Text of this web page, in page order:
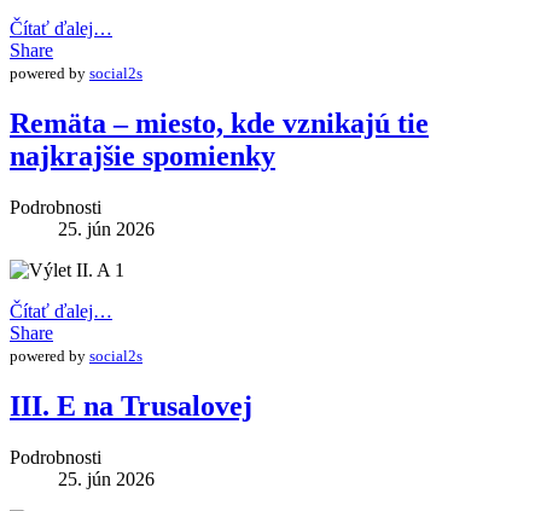
Čítať ďalej…
Share
powered by social2s
Remäta – miesto, kde vznikajú tie
najkrajšie spomienky
Podrobnosti
25. jún 2026
Čítať ďalej…
Share
powered by social2s
III. E na Trusalovej
Podrobnosti
25. jún 2026